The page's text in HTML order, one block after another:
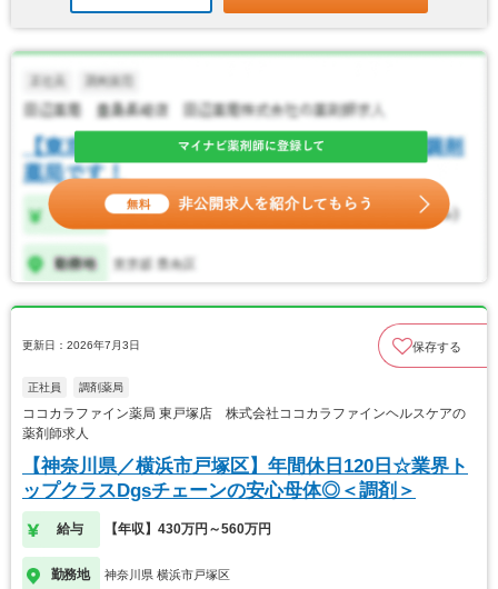
更新日：2026年7月3日 保存する
正社員 調剤薬局
ココカラファイン薬局 東戸塚店 株式会社ココカラファインヘルスケアの
薬剤師求人
【神奈川県／横浜市戸塚区】年間休日120日☆業界ト
ップクラスDgsチェーンの安心母体◎＜調剤＞
給与 【年収】430万円～560万円
勤務地 神奈川県 横浜市戸塚区